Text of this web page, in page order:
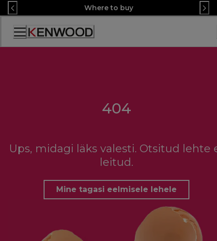
Skip
to
Content
Where to buy
Accessibility
Statement
404
Ups, midagi läks valesti. Otsitud lehte
leitud.
Mine tagasi eelmisele lehele